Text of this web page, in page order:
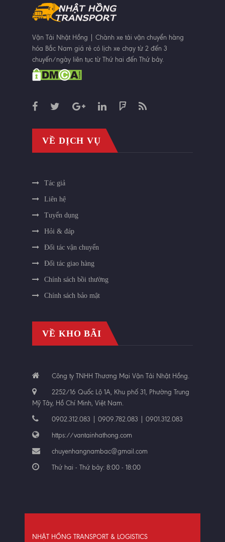
Vận Tải Nhật Hồng | Chành xe tải vận chuyển hàng
hóa Bắc Nam giá rẻ có lịch xe chạy từ 2 đến 3
chuyến/ngày liên tục từ Thứ hai đến Thứ bảy.
VỀ DỊCH VỤ
Tác giả
Liên hệ
Tuyển dụng
Hỏi & đáp
Đối tác vận chuyển
Đối tác giao hàng
Chính sách bồi thường
Chính sách bảo mật
VỀ KHO BÃI
Công ty TNHH Thương Mại Vận Tải Nhật Hồng.
2252/16 Quốc Lộ 1A, Khu phố 31, Phường Trung
Mỹ Tây, Hồ Chí Minh, Việt Nam.
0902.312.083 | 0909.782.083 | 0901.312.083
https://vantainhathong.com
chuyenhangnambac@gmail.com
Thứ hai - Thứ bảy: 8:00 - 18:00
NHẬT HỒNG TRANSPORT & LOGISTICS